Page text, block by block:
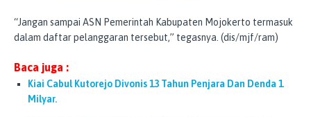
“Jangan sampai ASN Pemerintah Kabupaten Mojokerto termasuk
dalam daftar pelanggaran tersebut,” tegasnya. (dis/mjf/ram)
Baca juga :
Kiai Cabul Kutorejo Divonis 13 Tahun Penjara Dan Denda 1
Milyar.